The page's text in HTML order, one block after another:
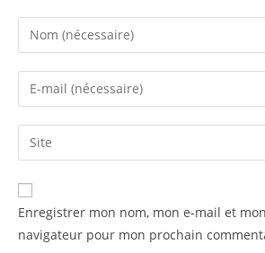
Enregistrer mon nom, mon e-mail et
navigateur pour mon prochain